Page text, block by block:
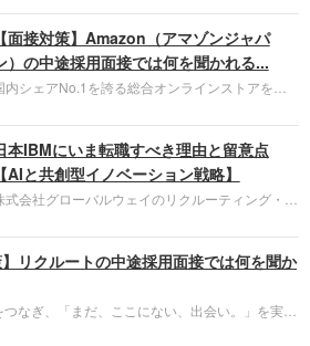
勧めするイチオシ企業をご紹介します。今回はク
ラウド型CRMプラットフォームを提供する
Japan（ハブスポット・ジャパン）株式会
です。採用面接対策の企業研究にご活用くださ
。
【面接対策】Amazon（アマゾンジャパ
）の中途採用面接では何を聞かれる...
内シェアNo.1を誇る総合オンラインストアを運
倒的な存在感を持つAmazon。中途採用面接では
去の具体的な業務成果やリーダーシップの発揮、
失敗からの学びが重視され、人間性やカルチャーフ
ットも評価対象となり、長期的に成長できる仲間
あるかを多角的に審査されます。
本IBMにいま転職すべき理由と留意点
【AIと共創型イノベーション戦略】
式会社グローバルウェイのリクルーティング・パ
ーソンが利用する企業口コミサイト「キャリコ
」の転職エージェントがお勧めするイチオシ企業
です。採用面接対策の企業研究にご活用くださ
】リクルートの中途採用面接では何を聞か
なぎ、「まだ、ここにない、出会い。」を実現